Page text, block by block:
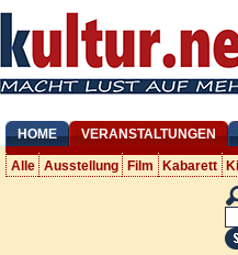
HOME VERANSTALTUNGEN
Alle Ausstellung Film Kabarett